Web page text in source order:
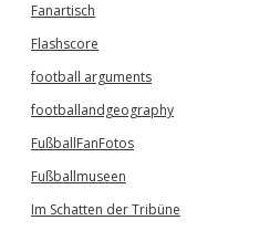
Fanartisch
Flashscore
football arguments
footballandgeography
FußballFanFotos
Fußballmuseen
Im Schatten der Tribüne